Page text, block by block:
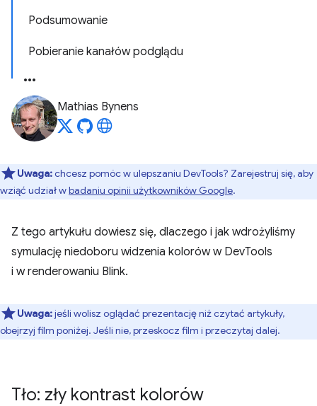
Podsumowanie
Pobieranie kanałów podglądu
Mathias Bynens
Uwaga:chcesz pomóc w ulepszaniu DevTools? Zarejestruj się, aby
wziąć udział wbadaniu opinii użytkowników Google.
Z tego artykułu dowiesz się, dlaczego i jak wdrożyliśmy
symulację niedoboru widzenia kolorów w DevTools
i w renderowaniu Blink.
Uwaga:jeśli wolisz oglądać prezentację niż czytać artykuły,
obejrzyj film poniżej. Jeśli nie, przeskocz film i przeczytaj dalej.
Tło: zły kontrast kolorów